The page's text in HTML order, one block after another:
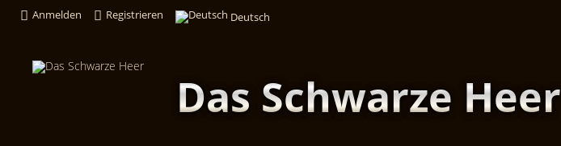
Anmelden Registrieren Deutsch
Das Schwarze Heer